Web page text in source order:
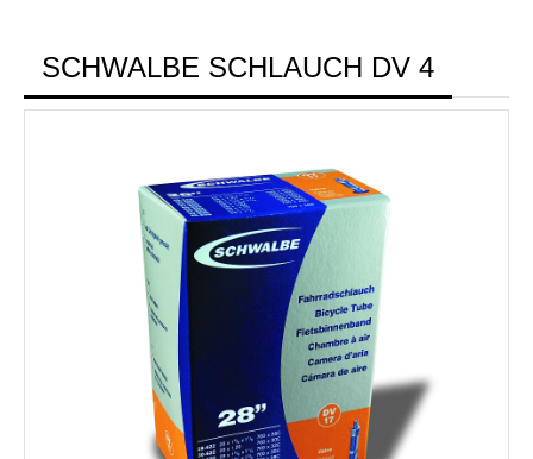
SCHWALBE SCHLAUCH DV 4